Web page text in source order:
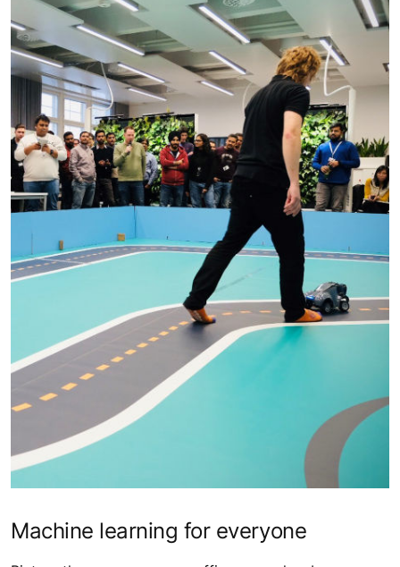
Machine learning for everyone